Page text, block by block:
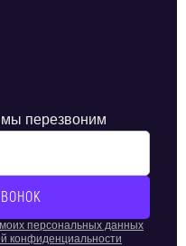
мы перезвоним
персональных данных
конфиденциальности